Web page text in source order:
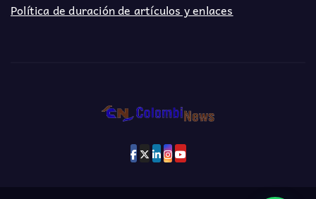
Política de duración de artículos y enlaces